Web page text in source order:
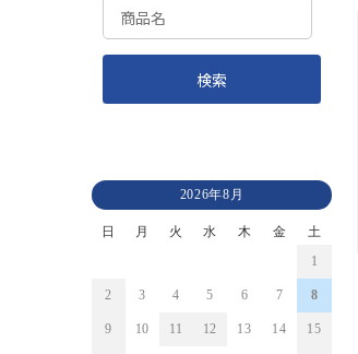
カテゴリーから探す
ブランド一覧
2026年8月
日 月 火 水 木 金
土
1
2 3 4 5 6 7 8
9 10 11 12 13 14 15